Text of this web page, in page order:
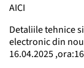
AICI
Detaliile tehnice
electronic din
16.04.2025